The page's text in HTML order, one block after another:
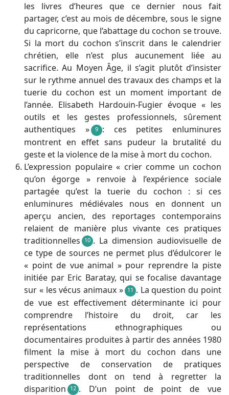
les livres d’heures que ce dernier nous fait
partager, c’est au mois de décembre, sous le signe
du capricorne, que l’abattage du cochon se trouve.
Si la mort du cochon s’inscrit dans le calendrier
chrétien, elle n’est plus aucunement liée au
sacrifice. Au Moyen Âge, il s’agit plutôt d’insister
sur le rythme annuel des travaux des champs et la
tuerie du cochon est un moment important de
l’année. Elisabeth Hardouin-Fugier évoque « les
outils et les gestes professionnels, sûrement
authentiques »
9 : ces petites enluminures
montrent en effet sans pudeur la brutalité du
geste et la violence de la mise à mort du cochon.
L’expression populaire « crier comme un cochon
qu’on égorge » renvoie à l’expérience sociale
partagée qu’est la tuerie du cochon : si ces
enluminures médiévales nous en donnent un
aperçu ancien, des reportages contemporains
relaient de manière plus vivante ces pratiques
traditionnelles
10 . La dimension audiovisuelle de
ce type de sources ne permet plus d’édulcorer le
« point de vue animal » pour reprendre la piste
initiée par Eric Baratay, qui se focalise davantage
sur « les vécus animaux »
11 . La question du point
de vue est effectivement déterminante ici pour
comprendre l’histoire du droit, car les
représentations ethnographiques ou
documentaires produites à partir des années 1980
filment la mise à mort du cochon dans une
perspective de conservation de pratiques
traditionnelles dont on tend à regretter la
disparition
12 . D’un point de point de vue